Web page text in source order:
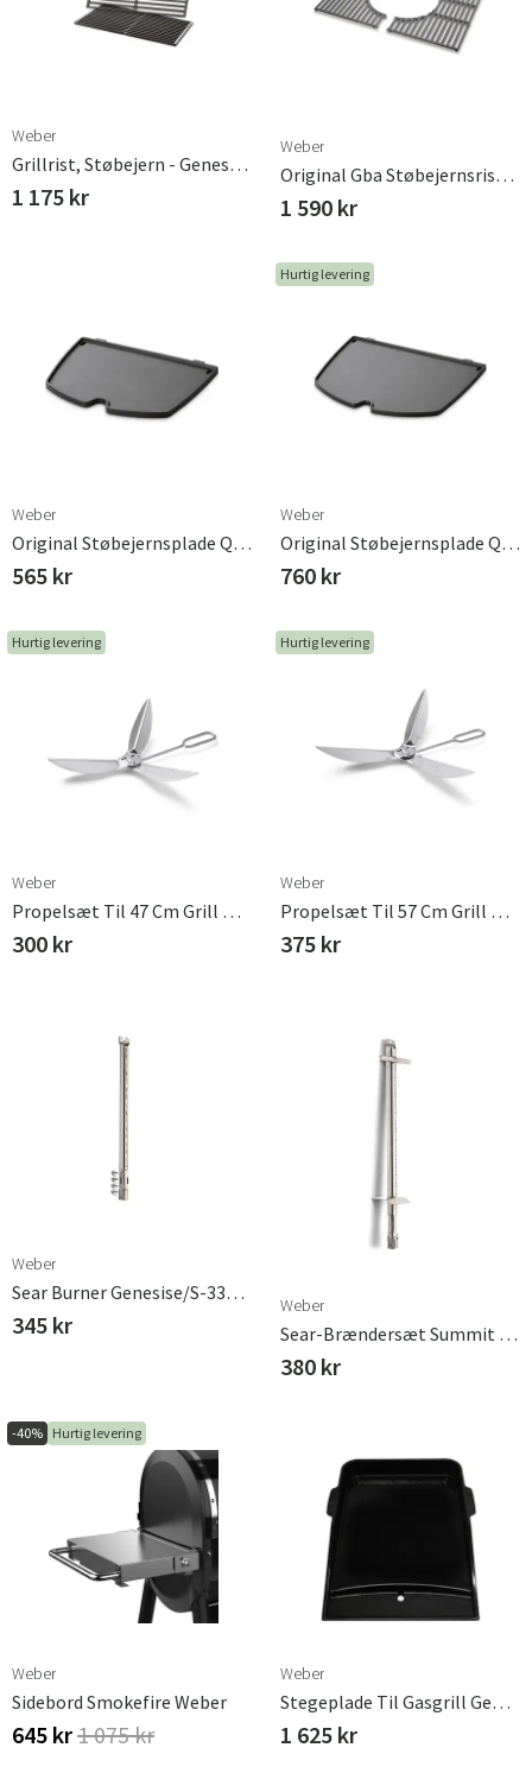
Weber
Grillrist, Støbejern - Genesis (2007 -)
1 175 kr
Weber
Original Gba Støbejernsrist Genesis 300 Serie Weber
1 590 kr
Weber
Original Støbejernsplade Q1000 Serie Weber
565 kr
Hurtig levering
Weber
Original Støbejernsplade Q2000 Serie Weber
760 kr
Hurtig levering
Weber
Propelsæt Til 47 Cm Grill Weber
300 kr
Hurtig levering
Weber
Propelsæt Til 57 Cm Grill Weber
375 kr
Weber
Sear Burner Genesise/S-330 (2011-)
345 kr
Weber
Sear-Brændersæt Summit E/S-670 (2011-)
380 kr
-40% Hurtig levering
Weber
Sidebord Smokefire Weber
645 kr1 075 kr
Weber
Stegeplade Til Gasgrill Genesis II Weber
1 625 kr